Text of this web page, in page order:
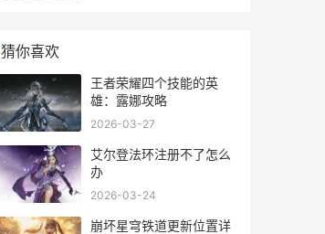
猜你喜欢
王者荣耀四个技能的英
雄：露娜攻略
2026-03-27
艾尔登法环注册不了怎么
办
2026-03-24
崩坏星穹铁道更新位置详